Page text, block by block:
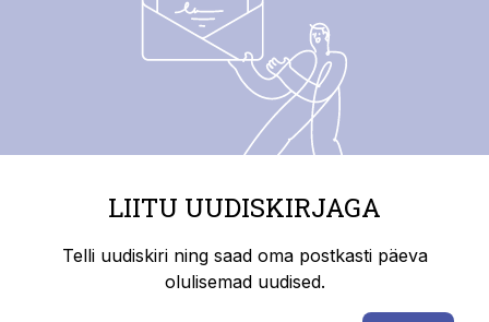
LIITU UUDISKIRJAGA
Telli uudiskiri ning saad oma postkasti päeva
olulisemad uudised.